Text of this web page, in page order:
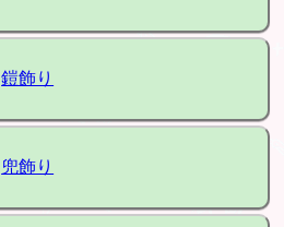
鎧飾り
兜飾り